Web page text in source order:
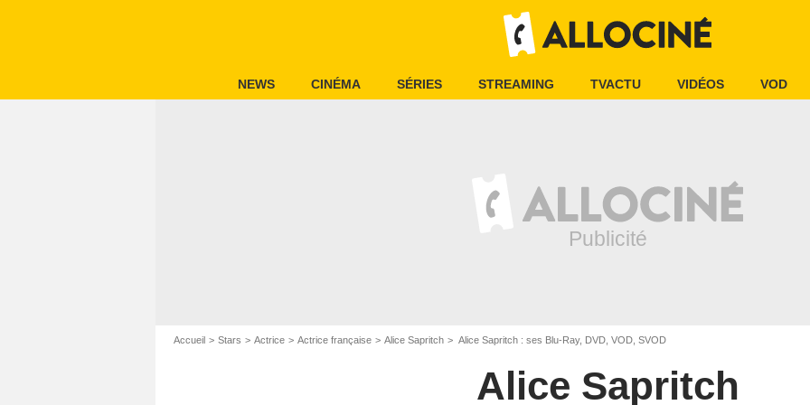
NEWS CINÉMA SÉRIES STREAMING TVACTU VIDÉOS VOD
Accueil Stars Actrice Actrice française Alice Sapritch Alice Sapritch : ses Blu-Ray, DVD, VOD, SVOD
Alice Sapritch